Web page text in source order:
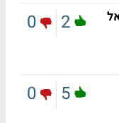
2
0
5
0